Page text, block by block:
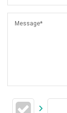
Message*